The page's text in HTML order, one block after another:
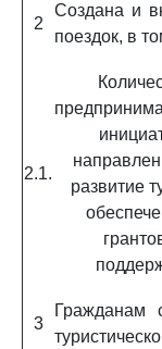
2
Создана и
поездок, в
2.1.
развитие
3
Гражданам